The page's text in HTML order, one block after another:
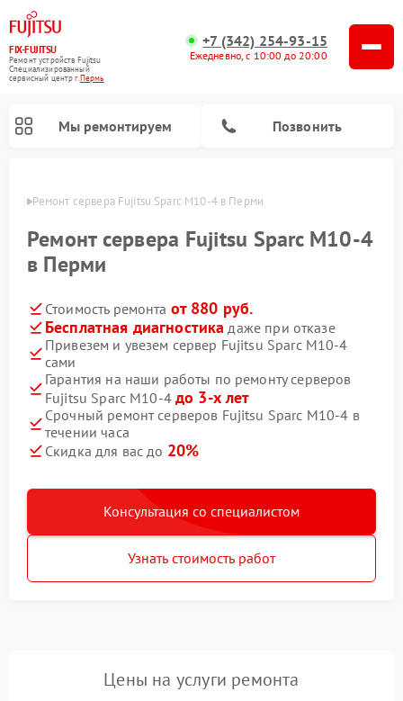
FIX-FUJITSU
Ремонт устройств Fujitsu
Специализированный
cервисный центр г.Пермь
+7 (342) 254-93-15
Ежедневно, с 10:00 до 20:00
Мы ремонтируем Позвонить
Ремонт сервера Fujitsu Sparc M10-4 в Перми
Ремонт сервера Fujitsu Sparc M10-4
в Перми
Стоимость ремонта от 880 руб.
Бесплатная диагностика даже при отказе
Привезем и увезем сервер Fujitsu Sparc M10-4
сами
Гарантия на наши работы по ремонту серверов
Fujitsu Sparc M10-4 до 3-х лет
Срочный ремонт серверов Fujitsu Sparc M10-4 в
течении часа
Скидка для вас до 20%
Консультация со специалистом
Узнать стоимость работ
Цены на услуги ремонта